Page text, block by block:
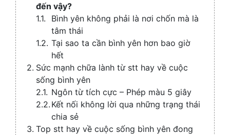
đến vậy?
Bình yên không phải là nơi chốn mà là
tâm thái
Tại sao ta cần bình yên hơn bao giờ
hết
Sức mạnh chữa lành từ stt hay về cuộc
sống bình yên
Ngôn từ tích cực – Phép màu 5 giây
Kết nối không lời qua những trạng thái
chia sẻ
Top stt hay về cuộc sống bình yên đong